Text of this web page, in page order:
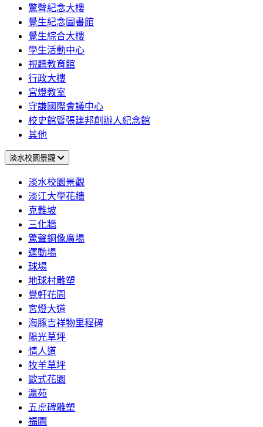
驚聲紀念大樓
覺生紀念圖書館
覺生綜合大樓
學生活動中心
視聽教育館
行政大樓
宮燈教室
守謙國際會議中心
校史館暨張建邦創辦人紀念館
其他
淡水校園景觀
淡水校園景觀
淡江大學花牆
克難坡
三化牆
驚聲銅像廣場
運動場
球場
地球村雕塑
覺軒花園
宮燈大道
海豚吉祥物里程碑
陽光草坪
情人道
牧羊草坪
歐式花園
瀛苑
五虎碑雕塑
福園